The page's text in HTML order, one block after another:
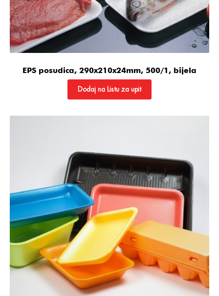
EPS posudica, 290x210x24mm, 500/1, bijela
Dodaj na Listu za upit